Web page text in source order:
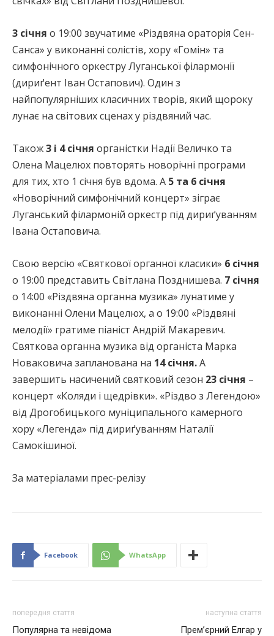
3 січня о 19:00 звучатиме «Різдвяна ораторія Сен-
Санса» у виконанні солістів, хору «Гомін» та
симфонічного оркестру Луганської філармонії
(дириґент Іван Остапович). Один з
найпопулярніших класичних творів, який щороку
лунає на світових сценах у різдвяний час.
Також3 і 4 січня органістки Надії Величко та
Олена Мацелюх повторять новорічні програми
для тих, хто 1 січня був вдома. А 5 та 6 січня
«Новорічний симфонічний концерт» зіграє
Луганський філармоній оркестр під дириґуванням
Івана Остаповича.
Свою версію «Святкової органної класики» 6 січня
о 19:00 представить Світлана Позднишева. 7 січня
о 14:00 «Різдвяна органна музика» лунатиме у
виконанні Олени Мацелюх, а о 19:00 «Різдвяні
мелодії» гратиме піаніст Андрій Макаревич.
Святкова органна музика від органіста Марка
Новаковича запланована на 14 січня.А
завершить насичений святковий сезон 23 січня –
концерт «Коляди і щедрівки». «Різдво з Легендою»
від Дрогобицького муніципального камерного
хору «Легенда» під дириґуванням Наталії
Самокішиної.
За матеріалами прес-релізу
Facebook WhatsApp
попередня стаття
Популярна та невідома
наступна стаття
Прем’єрний Елгар у